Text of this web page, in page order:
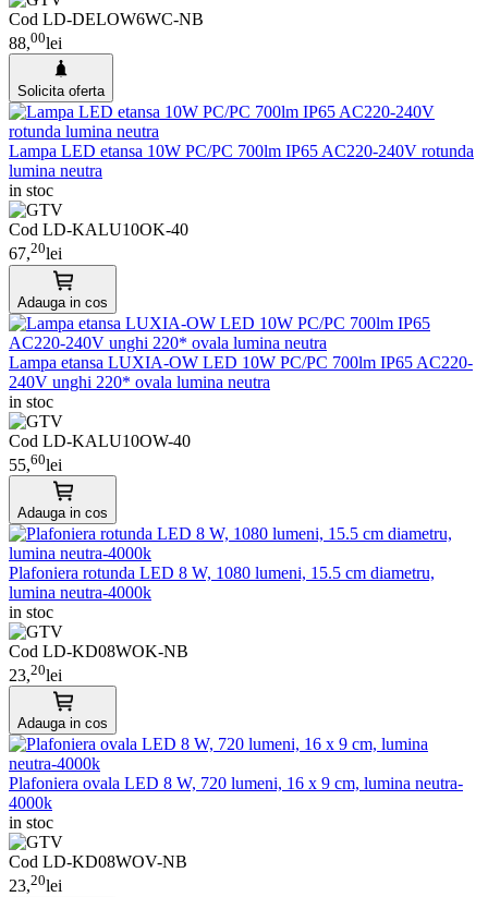
Cod LD-DELOW6WC-NB
88,00lei
Solicita oferta
Lampa LED etansa 10W PC/PC 700lm IP65 AC220-240V rotunda
lumina neutra
in stoc
Cod LD-KALU10OK-40
67,20lei
Adauga in cos
Lampa etansa LUXIA-OW LED 10W PC/PC 700lm IP65 AC220-
240V unghi 220* ovala lumina neutra
in stoc
Cod LD-KALU10OW-40
55,60lei
Adauga in cos
Plafoniera rotunda LED 8 W, 1080 lumeni, 15.5 cm diametru,
lumina neutra-4000k
in stoc
Cod LD-KD08WOK-NB
23,20lei
Adauga in cos
Plafoniera ovala LED 8 W, 720 lumeni, 16 x 9 cm, lumina neutra-
4000k
in stoc
Cod LD-KD08WOV-NB
23,20lei